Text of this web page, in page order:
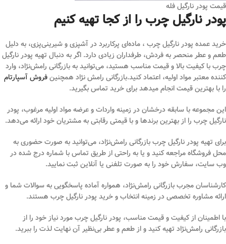
قیمت پودر نارگیل فله
پودر نارگیل چرب را از کجا تهیه کنیم
خرید عمده پودر نارگیل چرب ، ماده‌ای پرکاربرد در آشپزی و شیرینی‌پزی، به دلیل
طعم و عطر منحصر به فردش، طرفداران زیادی دارد. اگر به دنبال تهیه پودر نارگیل
چرب با کیفیت بالا و قیمت مناسب هستید، می‌توانید به بازرگانی رامش‌نژاد، وارد
کننده معتبر مواد اولیه، اعتماد کنید.بازرگانی رامش نژاد همچنینفروش آسپارتام
را با بهترین قیمت انجام میدهد برای خرید تماس بگیرید.
این مجموعه با سابقه درخشان در زمینه واردات و عرضه مواد اولیه مرغوب، پودر
نارگیل چرب را از بهترین برندها و با قیمتی رقابتی به مشتریان خود ارائه می‌دهد.
برای تهیه پودر نارگیل چرب بازرگانی رامش‌نژاد، می‌توانید به صورت حضوری به
محل فروشگاه مراجعه کنید و یا به راحتی از طریق تماس با شماره درج شده در
وب سایت، سفارش خود را به صورت تلفنی یا آنلاین ثبت نمایید.
کارشناسان مجرب بازرگانی رامش‌نژاد، همواره آماده پاسخگویی به سوالات شما و
ارائه مشاوره تخصصی در زمینه انتخاب و خرید پودر نارگیل چرب هستند.
با اطمینان از کیفیت و قیمت مناسب، پودر نارگیل چرب مورد نیاز خود را از
بازرگانی رامش‌نژاد تهیه کنید و از طعم و عطر بی‌نظیر آن نهایت لذت را ببرید.